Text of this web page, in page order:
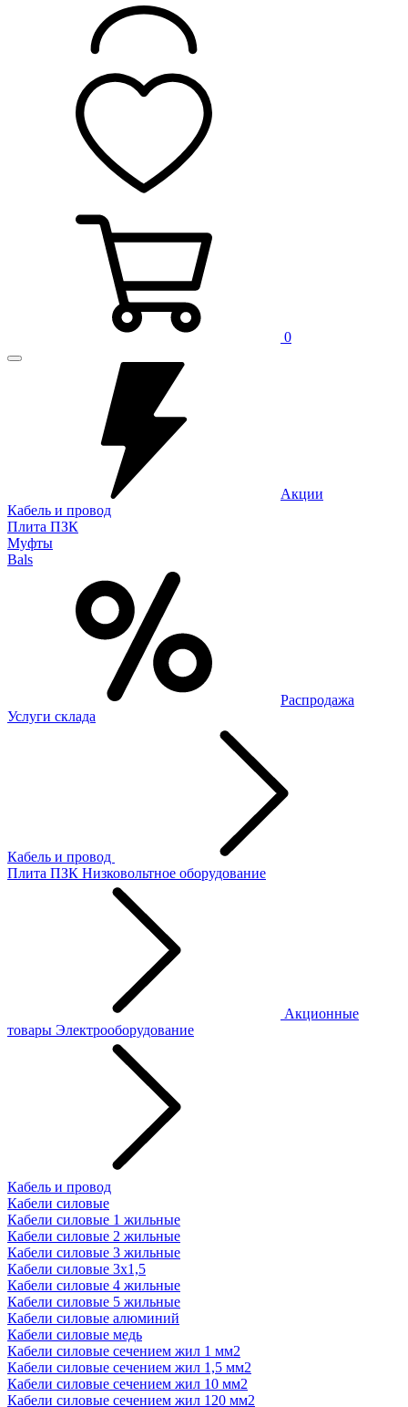
0
Акции
Кабель и провод
Плита ПЗК
Муфты
Bals
Распродажа
Услуги склада
Кабель и провод
Плита ПЗК Низковольтное оборудование
Акционные
товары Электрооборудование
Кабель и провод
Кабели силовые
Кабели силовые 1 жильные
Кабели силовые 2 жильные
Кабели силовые 3 жильные
Кабели силовые 3х1,5
Кабели силовые 4 жильные
Кабели силовые 5 жильные
Кабели силовые алюминий
Кабели силовые медь
Кабели силовые сечением жил 1 мм2
Кабели силовые сечением жил 1,5 мм2
Кабели силовые сечением жил 10 мм2
Кабели силовые сечением жил 120 мм2